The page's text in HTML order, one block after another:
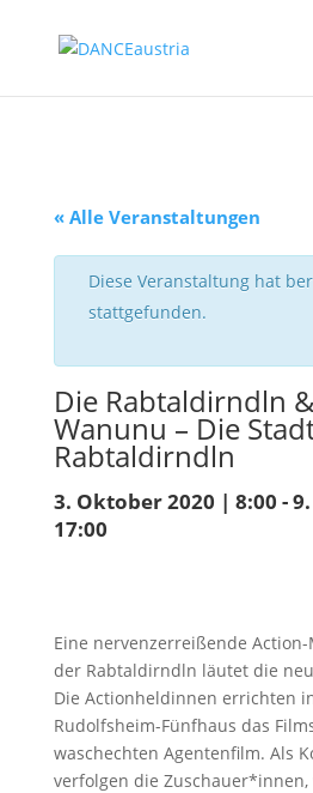
« Alle Veranstaltungen
Diese Veranstaltung hat
stattgefunden.
Die Rabtaldirndln
Wanunu – Die
Rabtaldirndln
3. Oktober 2020 | 8:00 -
17:00
Eine nervenzerreißende
der Rabtaldirndln läutet die
Die Actionheldinnen errichten
Rudolfsheim-Fünfhaus das
waschechten Agentenfilm. Als
verfolgen die Zuschauer*innen,